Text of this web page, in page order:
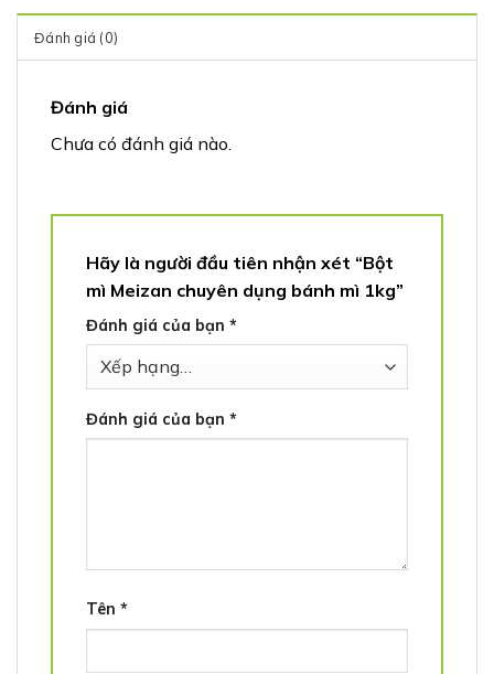
Đánh giá (0)
Đánh giá
Chưa có đánh giá nào.
Hãy là người đầu tiên nhận xét “Bột
mì Meizan chuyên dụng bánh mì 1kg”
Đánh giá của bạn *
Đánh giá của bạn *
Tên *